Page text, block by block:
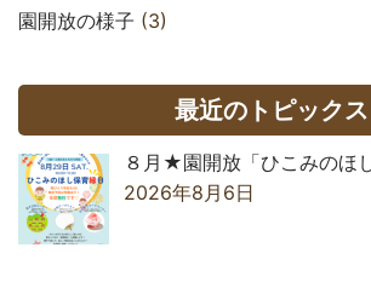
園開放の様子 (3)
最近のトピックス
８月★園開放「ひこみのほ
2026年8月6日